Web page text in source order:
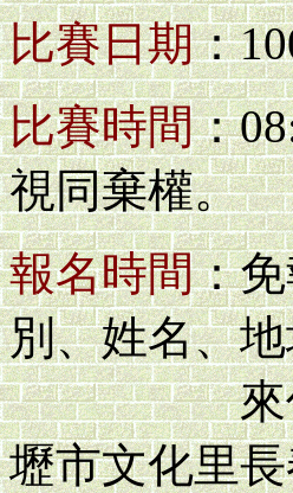
比賽日期：
比賽時間：
視同棄權。
報名時間：
別、姓名、
來信註明
壢市文化里